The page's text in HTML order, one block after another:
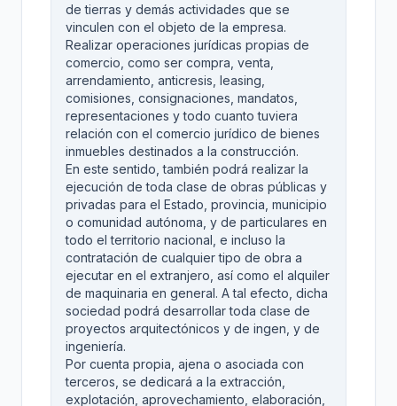
de tierras y demás actividades que se
vinculen con el objeto de la empresa.
Realizar operaciones jurídicas propias de
comercio, como ser compra, venta,
arrendamiento, anticresis, leasing,
comisiones, consignaciones, mandatos,
representaciones y todo cuanto tuviera
relación con el comercio jurídico de bienes
inmuebles destinados a la construcción.
En este sentido, también podrá realizar la
ejecución de toda clase de obras públicas y
privadas para el Estado, provincia, municipio
o comunidad autónoma, y de particulares en
todo el territorio nacional, e incluso la
contratación de cualquier tipo de obra a
ejecutar en el extranjero, así como el alquiler
de maquinaria en general. A tal efecto, dicha
sociedad podrá desarrollar toda clase de
proyectos arquitectónicos y de ingen, y de
ingeniería.
Por cuenta propia, ajena o asociada con
terceros, se dedicará a la extracción,
explotación, aprovechamiento, elaboración,